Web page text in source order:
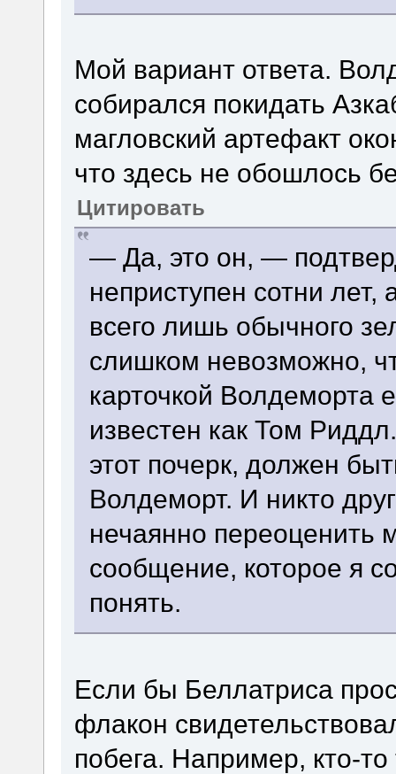
Мой вариант ответа.
собирался покидать
магловский артефакт
что здесь не обошлось
Цитировать
— Да, это он, —
неприступен сотни лет,
всего лишь обычного
слишком невозможно,
карточкой Волдеморта
известен как Том
этот почерк, должен
Волдеморт. И никто
нечаянно переоценить
сообщение, которое я
понять.
Если бы Беллатриса
флакон
побега. Например, кто-